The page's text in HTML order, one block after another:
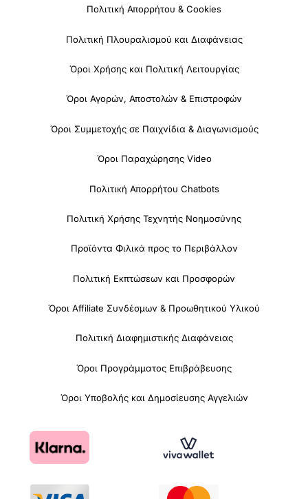
Πολιτική Απορρήτου & Cookies
Πολιτική Πλουραλισμού και Διαφάνειας
Όροι Χρήσης και Πολιτική Λειτουργίας
Όροι Αγορών, Αποστολών & Επιστροφών
Όροι Συμμετοχής σε Παιχνίδια & Διαγωνισμούς
Όροι Παραχώρησης Video
Πολιτική Απορρήτου Chatbots
Πολιτική Χρήσης Τεχνητής Νοημοσύνης
Προϊόντα Φιλικά προς το Περιβάλλον
Πολιτική Εκπτώσεων και Προσφορών
Όροι Affiliate Συνδέσμων & Προωθητικού Υλικού
Πολιτική Διαφημιστικής Διαφάνειας
Όροι Προγράμματος Επιβράβευσης
Όροι Υποβολής και Δημοσίευσης Αγγελιών